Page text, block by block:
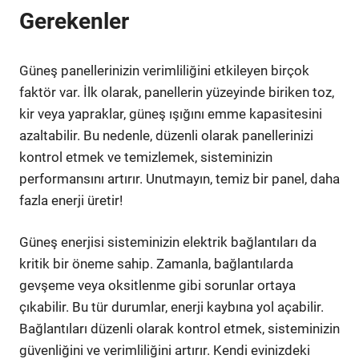
Gerekenler
Güneş panellerinizin verimliliğini etkileyen birçok
faktör var. İlk olarak, panellerin yüzeyinde biriken toz,
kir veya yapraklar, güneş ışığını emme kapasitesini
azaltabilir. Bu nedenle, düzenli olarak panellerinizi
kontrol etmek ve temizlemek, sisteminizin
performansını artırır. Unutmayın, temiz bir panel, daha
fazla enerji üretir!
Güneş enerjisi sisteminizin elektrik bağlantıları da
kritik bir öneme sahip. Zamanla, bağlantılarda
gevşeme veya oksitlenme gibi sorunlar ortaya
çıkabilir. Bu tür durumlar, enerji kaybına yol açabilir.
Bağlantıları düzenli olarak kontrol etmek, sisteminizin
güvenliğini ve verimliliğini artırır. Kendi evinizdeki